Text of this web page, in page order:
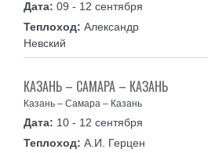
09 - 12 сентября
Александр
Невский
10 - 12 сентября
КАЗАНЬ – САМАРА – КАЗАНЬ
Казань – Самара – Казань
А.И. Герцен